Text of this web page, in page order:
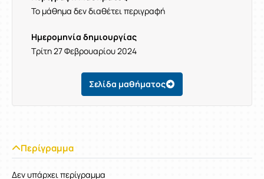
Το μάθημα δεν διαθέτει περιγραφή
Ημερομηνία δημιουργίας
Τρίτη 27 Φεβρουαρίου 2024
Σελίδα μαθήματος
Περίγραμμα
Δεν υπάρχει περίγραμμα